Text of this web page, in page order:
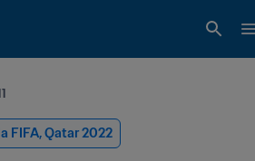
FIFA, Qatar 2022